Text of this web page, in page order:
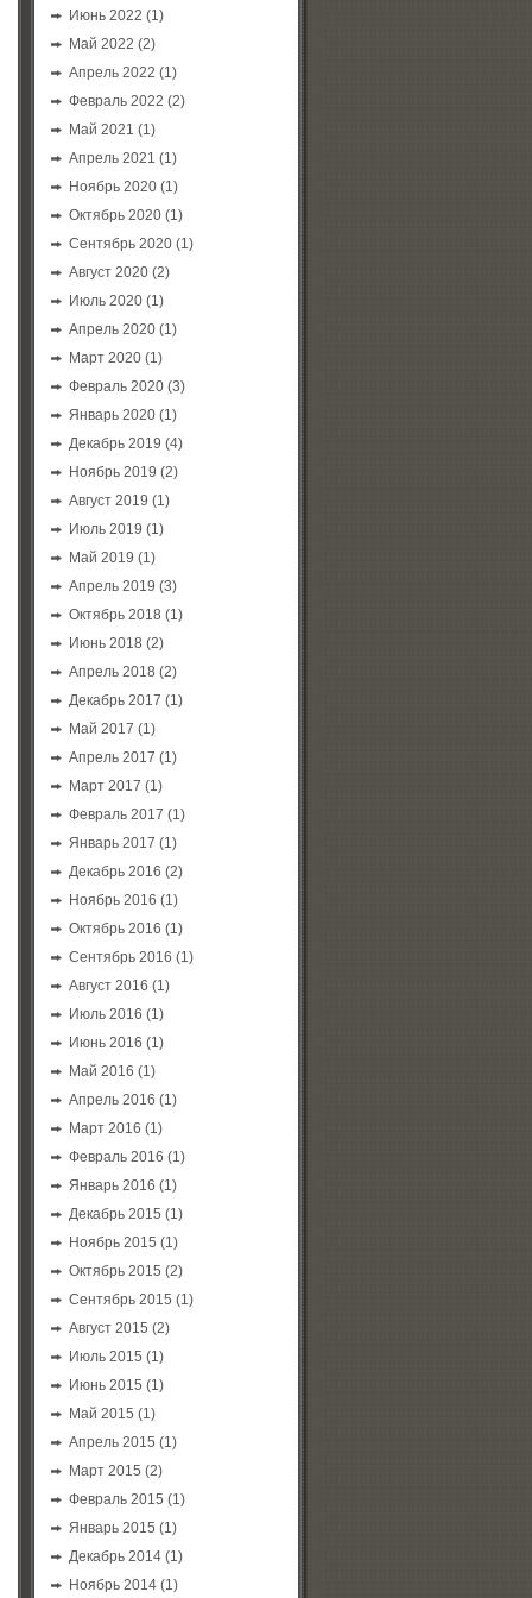
Июнь 2022 (1)
Май 2022 (2)
Апрель 2022 (1)
Февраль 2022 (2)
Май 2021 (1)
Апрель 2021 (1)
Ноябрь 2020(1)
Октябрь 2020(1)
Сентябрь 2020(1)
Август 2020(2)
Июль 2020(1)
Апрель 2020(1)
Март 2020(1)
Февраль 2020(3)
Январь 2020(1)
Декабрь 2019 (4)
Ноябрь 2019 (2)
Август 2019 (1)
Июль 2019 (1)
Май 2019 (1)
Апрель 2019 (3)
Октябрь 2018 (1)
Июнь 2018 (2)
Апрель 2018 (2)
Декабрь 2017 (1)
Май 2017 (1)
Апрель 2017 (1)
Март 2017 (1)
Февраль 2017 (1)
Январь 2017 (1)
Декабрь 2016 (2)
Ноябрь 2016 (1)
Октябрь 2016 (1)
Сентябрь 2016 (1)
Август 2016 (1)
Июль 2016 (1)
Июнь 2016 (1)
Май 2016 (1)
Апрель 2016 (1)
Март 2016 (1)
Февраль 2016 (1)
Январь 2016 (1)
Декабрь 2015 (1)
Ноябрь 2015 (1)
Октябрь 2015 (2)
Сентябрь 2015 (1)
Август 2015 (2)
Июль 2015 (1)
Июнь 2015 (1)
Май 2015 (1)
Апрель 2015 (1)
Март 2015 (2)
Февраль 2015 (1)
Январь 2015 (1)
Декабрь 2014(1)
Ноябрь 2014(1)